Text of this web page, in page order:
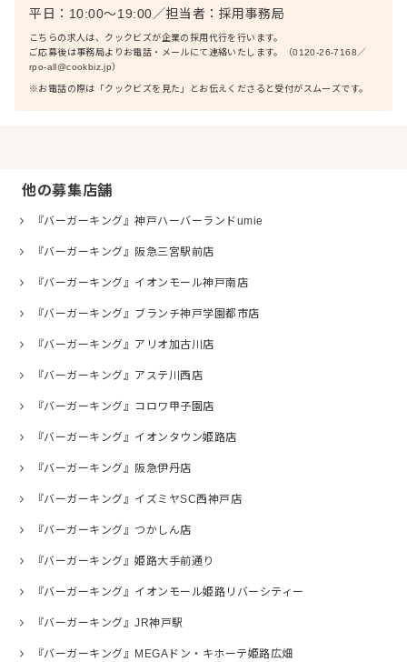
平日：10:00〜19:00／担当者： 採用事務局
こちらの求人は、クックビズが企業の採用代行を行います。
ご応募後は事務局よりお電話・メールにて連絡いたします。（0120-26-7168／
rpo-all@cookbiz.jp）
※お電話の際は「クックビズを見た」とお伝えくださると受付がスムーズです。
他の募集店舗
『バーガーキング』神戸ハーバーランドumie
『バーガーキング』阪急三宮駅前店
『バーガーキング』イオンモール神戸南店
『バーガーキング』ブランチ神戸学園都市店
『バーガーキング』アリオ加古川店
『バーガーキング』アステ川西店
『バーガーキング』コロワ甲子園店
『バーガーキング』イオンタウン姫路店
『バーガーキング』阪急伊丹店
『バーガーキング』イズミヤSC西神戸店
『バーガーキング』つかしん店
『バーガーキング』姫路大手前通り
『バーガーキング』イオンモール姫路リバーシティー
『バーガーキング』JR神戸駅
『バーガーキング』MEGAドン・キホーテ姫路広畑